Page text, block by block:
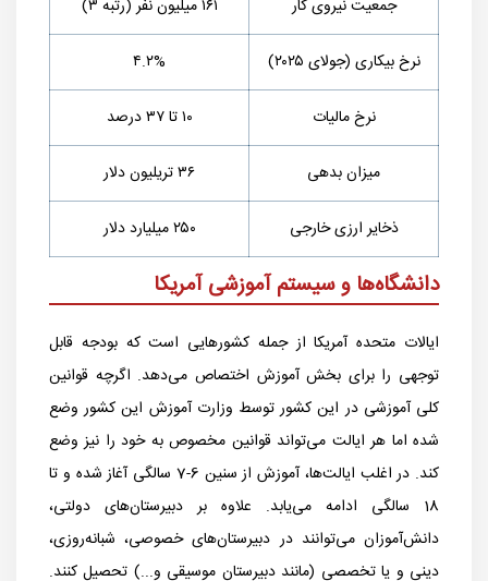
جمعیت نیروی کار ۱۶۱ میلیون نفر (رتبه ۳)
نرخ بیکاری (جولای ۲۰۲۵) ۴.۲%
نرخ مالیات ۱۰ تا ۳۷ درصد
میزان بدهی ۳۶ تریلیون دلار
ذخایر ارزی خارجی ۲۵۰ میلیارد دلار
دانشگاه‌ها و سیستم آموزشی آمریکا
ایالات متحده آمریکا از جمله کشورهایی است که بودجه قابل
توجهی را برای بخش آموزش اختصاص می‌دهد. اگرچه قوانین
کلی آموزشی در این کشور توسط وزارت آموزش این کشور وضع
شده اما هر ایالت می‌تواند قوانین مخصوص به خود را نیز وضع
کند. در اغلب ایالت‌ها، آموزش از سنین 6-7 سالگی آغاز شده و تا
18 سالگی ادامه می‌یابد. علاوه بر دبیرستان‌های دولتی،
دانش‌آموزان می‌توانند در دبیرستان‌های خصوصی، شبانه‌روزی،
دینی و یا تخصصی (مانند دبیرستان موسیقی و...) تحصیل کنند.